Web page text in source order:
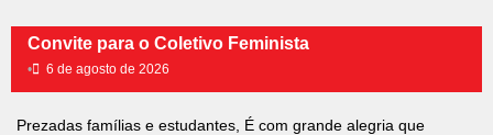
Convite para o Coletivo Feminista
• 6 de agosto de 2026
Prezadas famílias e estudantes, É com grande alegria que